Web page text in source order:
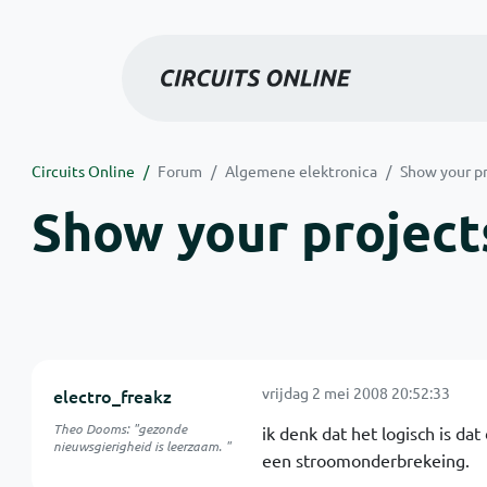
Circuits Online Forum Algemene elektronica Show your
Show your
electro_freakz
Theo Dooms: "gezonde
nieuwsgierigheid is leerzaam. "
vrijdag 2 mei 2008 20:52:33
ik denk dat het logisch is
een stroomonderbrekeing.